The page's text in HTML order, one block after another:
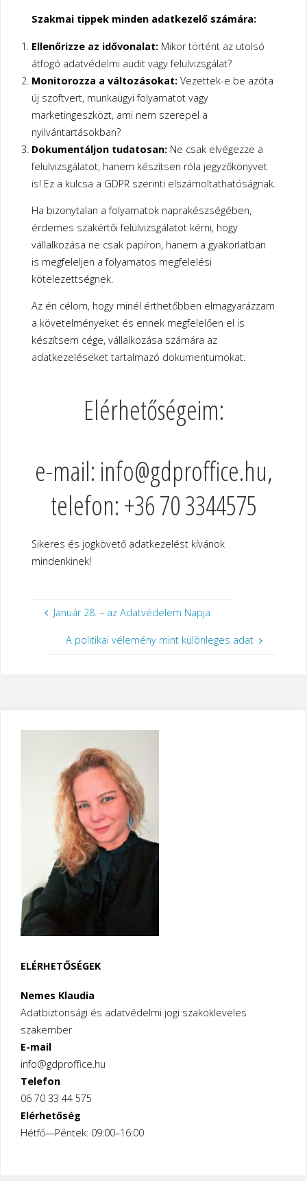
Szakmai tippek minden adatkezelő számára:
Ellenőrizze az idővonalat:Mikor történt az utolsó
átfogó adatvédelmi audit vagy felülvizsgálat?
Monitorozza a változásokat:Vezettek-e be azóta
új szoftvert, munkaügyi folyamatot vagy
marketingeszközt, ami nem szerepel a
nyilvántartásokban?
Dokumentáljon tudatosan:Ne csak elvégezze a
felülvizsgálatot, hanem készítsen róla jegyzőkönyvet
is! Ez a kulcsa a GDPR szerinti elszámoltathatóságnak.
Ha bizonytalan a folyamatok naprakészségében,
érdemes szakértői felülvizsgálatot kérni, hogy
vállalkozása ne csak papíron, hanem a gyakorlatban
is megfeleljen a folyamatos megfelelési
kötelezettségnek.
Az én célom, hogy minél érthetőbben elmagyarázzam
a követelményeket és ennek megfelelően el is
készítsem cége, vállalkozása számára az
adatkezeléseket tartalmazó dokumentumokat.
Elérhetőségeim:
e-mail: info@gdproffice.hu,
telefon: +36 70 3344575
Sikeres és jogkövető adatkezelést kívánok
mindenkinek!
Január 28. – az Adatvédelem Napja
A politikai vélemény mint különleges adat
ELÉRHETŐSÉGEK
Nemes Klaudia
Adatbiztonsági és adatvédelmi jogi szakokleveles
szakember
E-mail
info@gdproffice.hu
Telefon
06 70 33 44 575
Elérhetőség
Hétfő—Péntek: 09:00–16:00